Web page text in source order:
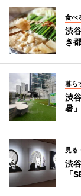
食べ
渋
き
暮ら
渋
暑
見る
渋
「